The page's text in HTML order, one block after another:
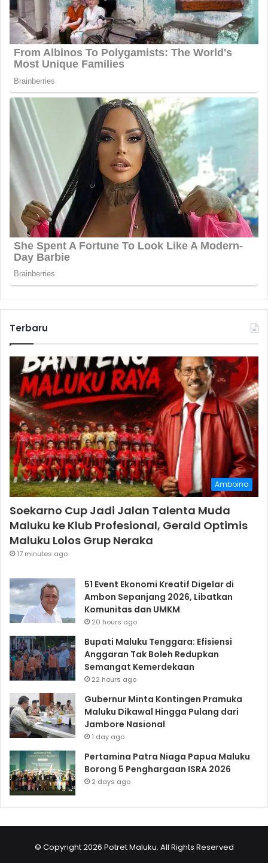
Terbaru
Amboina
Soekarno Cup Jadi Jalan Talenta Muda
Maluku ke Klub Profesional, Gerald Optimis
Maluku Lolos Grup Neraka
17 minutes ago
51 Event Ekonomi Kreatif Digelar di
Ambon Sepanjang 2026, Libatkan
Komunitas dan UMKM
20 hours ago
Bupati Maluku Tenggara: Efisiensi
Anggaran Tak Boleh Redupkan
Semangat Kemerdekaan
22 hours ago
Gubernur Minta Kontingen Pramuka
Maluku Dikawal Hingga Pulang dari
Jambore Nasional
1 day ago
Pertamina Patra Niaga Papua Maluku
Borong 5 Penghargaan ISRA 2026
2 days ago
© Copyright 2026 Potret Maluku. All Rights Reserved